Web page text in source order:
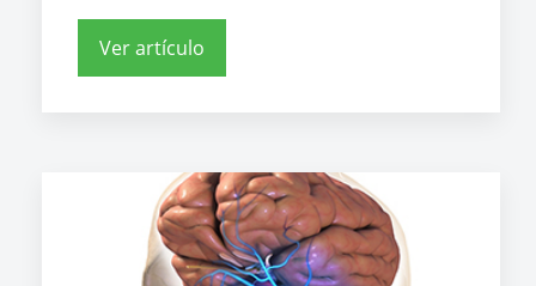
Ver artículo